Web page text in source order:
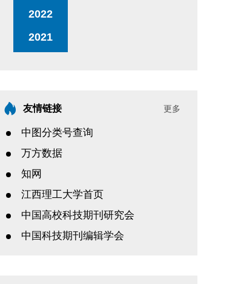
2022
2021
友情链接 更多
中图分类号查询
万方数据
知网
江西理工大学首页
中国高校科技期刊研究会
中国科技期刊编辑学会